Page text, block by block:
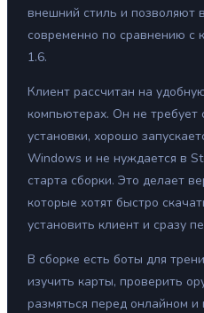
внешний стиль и позволяют
современно по сравнению с
1.6.
Клиент рассчитан на
компьютерах. Он не требует
установки, хорошо
Windows и не нуждается в
старта сборки. Это делает
которые хотят быстро
установить клиент и сразу
В сборке есть боты для
изучить карты, проверить
размяться перед онлайном